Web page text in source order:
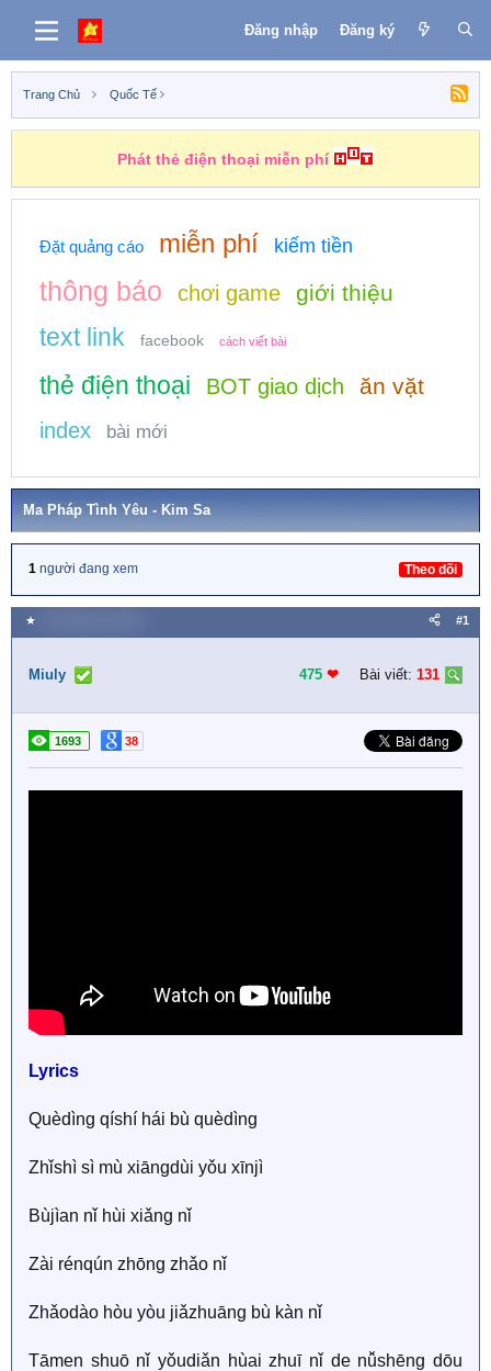
Đăng nhập Đăng ký
Trang Chủ Quốc Tế
Phát thẻ điện thoại miễn phí
Đặt quảng cáo miễn phí kiếm tiền
thông báo chơi game giới thiệu
text link facebook cách viết bài
thẻ điện thoại BOT giao dịch ăn vặt
index bài mới
Ma Pháp Tình Yêu - Kim Sa
1 người đang xem Theo dõi
★ #1
Miuly 475 ❤︎ Bài viết: 131
1693 38
Lyrics
Quèdìng qíshí hái bù quèdìng
Zhǐshì sì mù xiāngdùi yǒu xīnjì
Bùjìan nǐ hùi xiǎng nǐ
Zài rénqún zhōng zhǎo nǐ
Zhǎodào hòu yòu jiǎzhuāng bù kàn nǐ
Tāmen shuō nǐ yǒudiǎn hùai zhuī nǐ de nǚshēng dōu